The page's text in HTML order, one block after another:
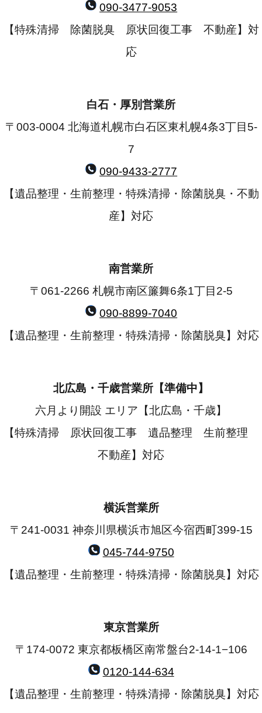
090-3477-9053
【特殊清掃 除菌脱臭 原状回復工事 不動産】対
応
白石・厚別営業所
〒003-0004 北海道札幌市白石区東札幌4条3丁目5-
7
090-9433-2777
【遺品整理・生前整理・特殊清掃・除菌脱臭・不動
産】対応
南営業所
〒061-2266 札幌市南区簾舞6条1丁目2-5
090-8899-7040
【遺品整理・生前整理・特殊清掃・除菌脱臭】対応
北広島・千歳営業所【準備中】
六月より開設 エリア【北広島・千歳】
【特殊清掃 原状回復工事 遺品整理 生前整理
不動産】対応
横浜営業所
〒241-0031 神奈川県横浜市旭区今宿西町399-15
045-744-9750
【遺品整理・生前整理・特殊清掃・除菌脱臭】対応
東京営業所
〒174-0072 東京都板橋区南常盤台2-14-1−106
0120-144-634
【遺品整理・生前整理・特殊清掃・除菌脱臭】対応